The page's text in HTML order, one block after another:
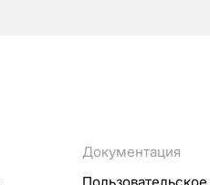
Документация